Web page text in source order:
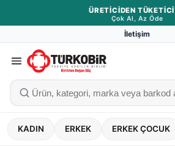
ÜRETICIDEN
Çok Al, Az Öde
İletişim
KADIN ERKEK ERKEK ÇOCUK